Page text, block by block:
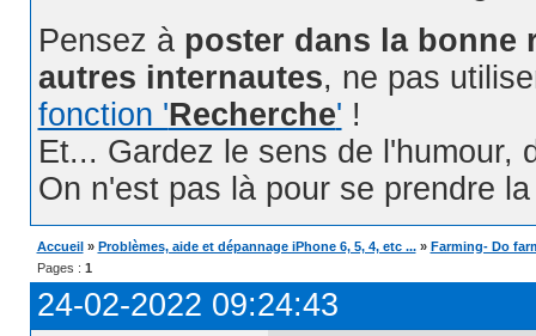
Pensez à poster dans la bonne
autres internautes, ne pas
fonction 'Recherche' !
Et... Gardez le sens de l'humour,
On n'est pas là pour se prendre
Accueil » Problèmes, aide et dépannage iPhone 6, 5, 4, etc ... » Farming- Do
Pages : 1
24-02-2022 09:24:43